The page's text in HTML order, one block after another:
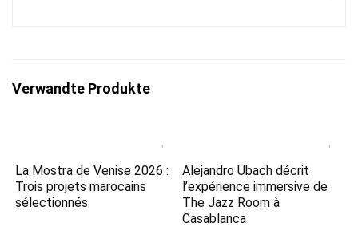
Verwandte Produkte
La Mostra de Venise 2026 :
Trois projets marocains
sélectionnés
Alejandro Ubach décrit
l’expérience immersive de
The Jazz Room à
Casablanca